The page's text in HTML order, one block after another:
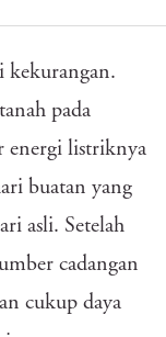
kekurangan.
pada
energi listriknya
buatan yang
asli. Setelah
cadangan
cukup daya